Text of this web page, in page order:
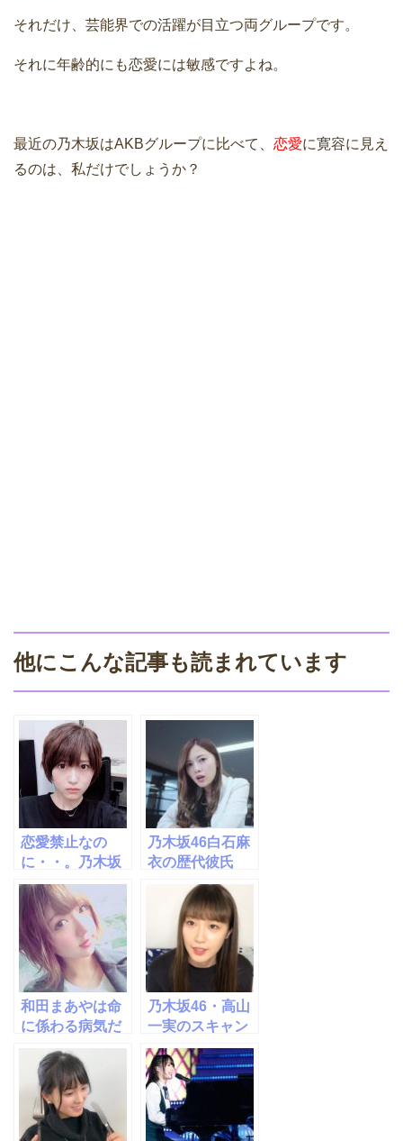
それだけ、芸能界での活躍が目立つ両グループです。
それに年齢的にも恋愛には敏感ですよね。
最近の乃木坂はAKBグループに比べて、 恋愛に寛容に見え
るのは、私だけでしょうか？
他にこんな記事も読まれています
恋愛禁止なの
に・・。乃木坂
46・若月佑美に
彼氏がいる
の！？
乃木坂46白石麻
衣の歴代彼氏
は？ジャニーズ
との関係とは？
和田まあやは命
に係わる病気だ
った！奇跡の物
乃木坂46・高山
一実のスキャン
ダル！２ショッ
ト画像が流出？